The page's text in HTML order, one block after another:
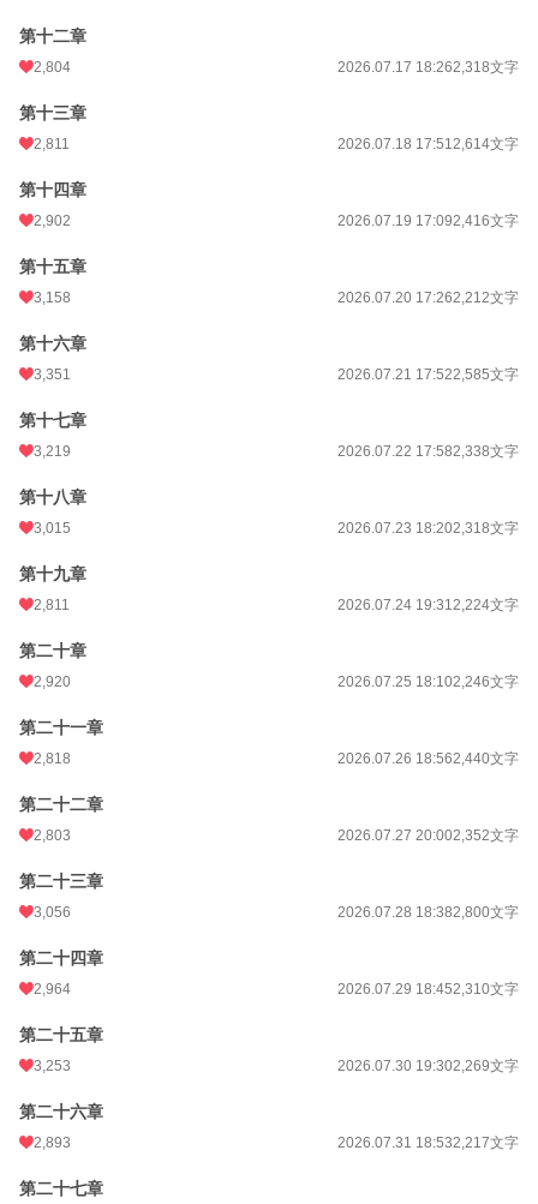
第十二章
2,804 2026.07.17 18:262,318文字
第十三章
2,811 2026.07.18 17:512,614文字
第十四章
2,902 2026.07.19 17:092,416文字
第十五章
3,158 2026.07.20 17:262,212文字
第十六章
3,351 2026.07.21 17:522,585文字
第十七章
3,219 2026.07.22 17:582,338文字
第十八章
3,015 2026.07.23 18:202,318文字
第十九章
2,811 2026.07.24 19:312,224文字
第二十章
2,920 2026.07.25 18:102,246文字
第二十一章
2,818 2026.07.26 18:562,440文字
第二十二章
2,803 2026.07.27 20:002,352文字
第二十三章
3,056 2026.07.28 18:382,800文字
第二十四章
2,964 2026.07.29 18:452,310文字
第二十五章
3,253 2026.07.30 19:302,269文字
第二十六章
2,893 2026.07.31 18:532,217文字
第二十七章